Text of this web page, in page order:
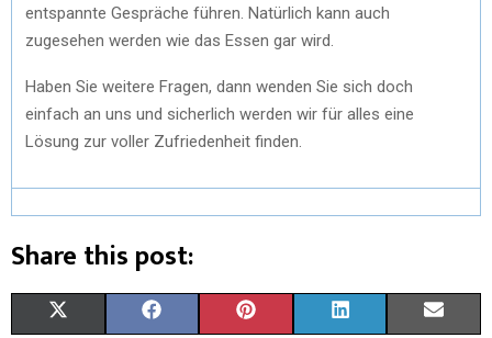
entspannte Gespräche führen. Natürlich kann auch
zugesehen werden wie das Essen gar wird.
Haben Sie weitere Fragen, dann wenden Sie sich doch
einfach an uns und sicherlich werden wir für alles eine
Lösung zur voller Zufriedenheit finden.
Share this post: